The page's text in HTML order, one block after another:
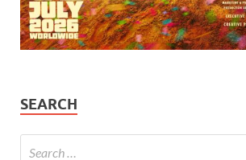
SEARCH